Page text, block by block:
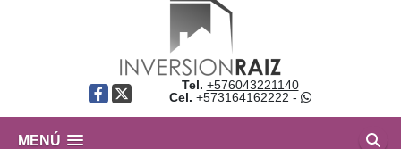
Facebook
X
Tel. +576043221140
Cel. +573164162222 -
MENÚ